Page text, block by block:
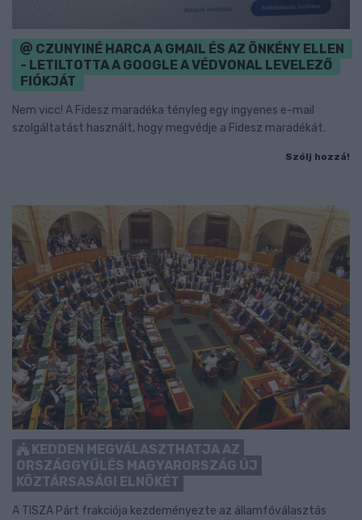
CZUNYINÉ HARCA A GMAIL ÉS AZ ÖNKÉNY ELLEN
- LETILTOTTA A GOOGLE A VÉDVONAL LEVELEZŐ
FIÓKJÁT
Nem vicc! A Fidesz maradéka tényleg egy ingyenes e-mail
szolgáltatást használt, hogy megvédje a Fidesz maradékát.
Szólj hozzá!
KEDDEN MEGVÁLASZTHATJA AZ
ORSZÁGGYŰLÉS MAGYARORSZÁG ÚJ
KÖZTÁRSASÁGI ELNÖKÉT
A TISZA Párt frakciója kezdeményezte az államfőválasztás